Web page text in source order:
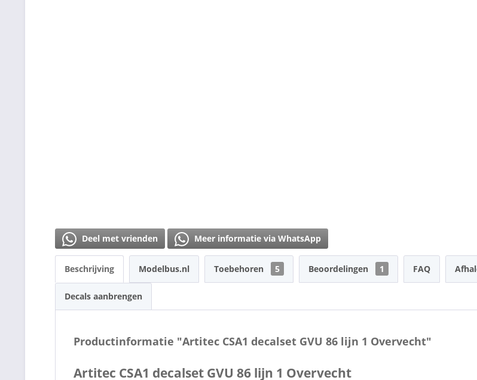
Deel met vrienden Meer informatie via WhatsApp
Beschrijving Modelbus.nl Toebehoren 5 Beoordelingen 1 FAQ
Decals aanbrengen
Productinformatie "Artitec CSA1 decalset GVU 86 lijn 1 Overvecht"
Artitec CSA1 decalset GVU 86 lijn 1 Overvecht